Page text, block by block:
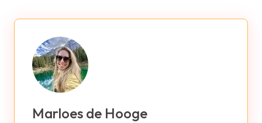
Marloes de Hooge